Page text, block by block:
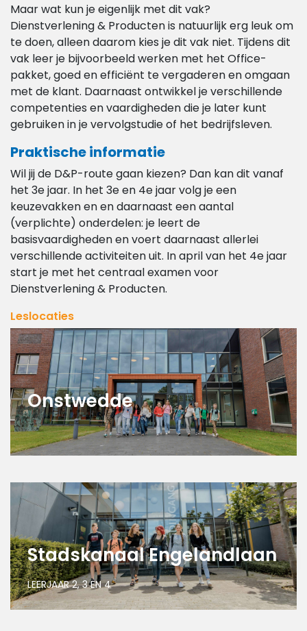
Maar wat kun je eigenlijk met dit vak?
Dienstverlening & Producten is natuurlijk erg leuk om
te doen, alleen daarom kies je dit vak niet. Tijdens dit
vak leer je bijvoorbeeld werken met het Office-
pakket, goed en efficiënt te vergaderen en omgaan
met de klant. Daarnaast ontwikkel je verschillende
competenties en vaardigheden die je later kunt
gebruiken in je vervolgstudie of het bedrijfsleven.
Praktische informatie
Wil jij de D&P-route gaan kiezen? Dan kan dit vanaf
het 3e jaar. In het 3e en 4e jaar volg je een
keuzevakken en en daarnaast een aantal
(verplichte) onderdelen: je leert de
basisvaardigheden en voert daarnaast allerlei
verschillende activiteiten uit. In april van het 4e jaar
start je met het centraal examen voor
Dienstverlening & Producten.
Leslocaties
Onstwedde
Stadskanaal Engelandlaan
LEERJAAR 2, 3 EN 4